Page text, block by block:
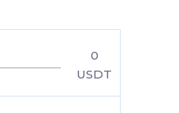
0
USDT